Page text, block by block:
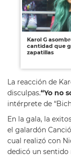
Karol G
cantidad que
zapatillas
La reacción de
disculpas.“Yo no
intérprete de
En la gala, la
el galardón
cual realizó con
dedicó un sentido